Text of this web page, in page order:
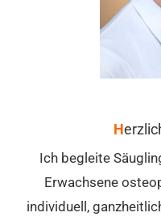
H
Ich begleite
Erwachsene
individuell,